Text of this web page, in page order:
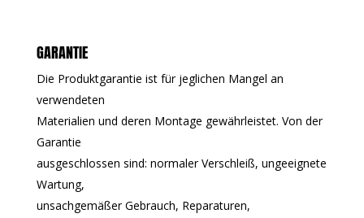
GARANTIE
Die Produktgarantie ist für jeglichen Mangel an
verwendeten
Materialien und deren Montage gewährleistet. Von der
Garantie
ausgeschlossen sind: normaler Verschleiß, ungeeignete
Wartung,
unsachgemäßer Gebrauch, Reparaturen,